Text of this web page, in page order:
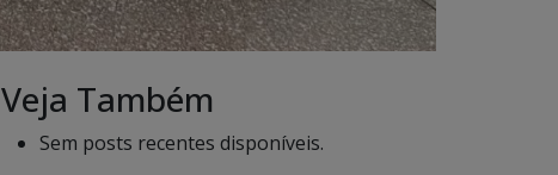
Veja Também
Sem posts recentes disponíveis.